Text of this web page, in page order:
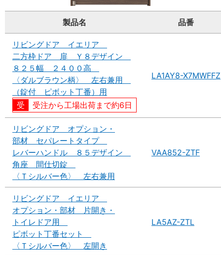
製品名 品番
リビングドア イエリア
二方枠ドア 扉 Ｙ８デザイン
８２５幅 ２４００高
〈ダルブラウン柄〉 左右兼用
（錠付 ピボット丁番）用
受注から工場出荷まで約6日
LA1AY8-X7MWFFZ
リビングドア オプション・
部材 セパレートタイプ
レバーハンドル ８５デザイン
角座 間仕切錠
〈Ｔシルバー色〉 左右兼用
VAA852-ZTF
リビングドア イエリア
オプション・部材 片開き・
トイレドア用
ピボット丁番セット
〈Ｔシルバー色〉 左開き
LA5AZ-ZTL